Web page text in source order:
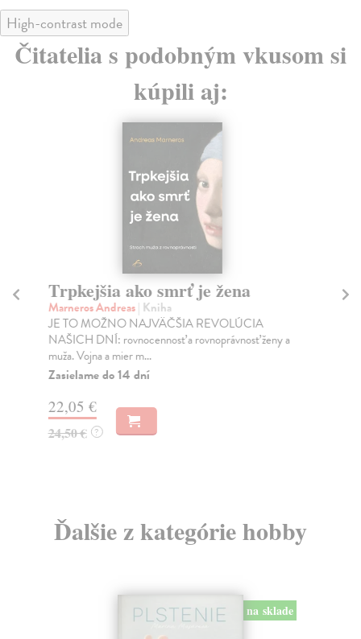
High-contrast mode
Čitatelia s podobným vkusom si
kúpili aj:
Trpkejšia ako smrť je žena
Marneros Andreas| Kniha
JE TO MOŽNO NAJVÄČŠIA REVOLÚCIA
NAŠICH DNÍ: rovnocennosť a rovnoprávnosť ženy a
muža. Vojna a mier m...
Zasielame do 14 dní
22,05 €
24,50 € ?
Ďalšie z kategórie hobby
na sklade